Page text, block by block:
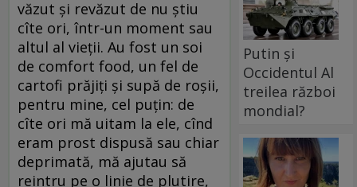
văzut și revăzut de nu știu
cîte ori, într-un moment sau
altul al vieții. Au fost un soi
de comfort food, un fel de
cartofi prăjiți și supă de roșii,
pentru mine, cel puțin: de
cîte ori mă uitam la ele, cînd
eram prost dispusă sau chiar
deprimată, mă ajutau să
reintru pe o linie de plutire,
Putin și
Occidentul Al
treilea război
mondial?